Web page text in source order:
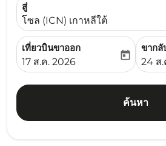
สู่
โซล (ICN) เกาหลีใต้
เที่ยวบินขาออก
fc-booking-departure-date-
17 ส.ค. 2026
today
ขากลั
fc-
24 ส
ค้นหา